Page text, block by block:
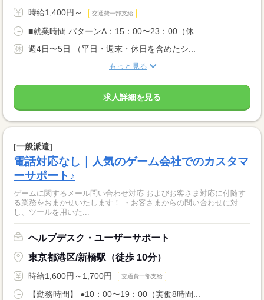
時給1,400円～ 交通費一部支給
■就業時間 パターンA：15：00〜23：00（休...
週4日〜5日 （平日・週末・休日を含めたシ...
もっと見る
求人詳細を見る
[一般派遣]
電話対応なし｜人気のゲーム会社でのカスタマ
ーサポート♪
ゲームに関するメール問い合わせ対応 およびお客さま対応に付随す
る業務をおまかせいたします！ ・お客さまからの問い合わせに対
し、ツールを用いた...
ヘルプデスク・ユーザーサポート
東京都港区/新橋駅（徒歩 10分）
時給1,600円～1,700円 交通費一部支給
【勤務時間】 ●10：00〜19：00（実働8時間...